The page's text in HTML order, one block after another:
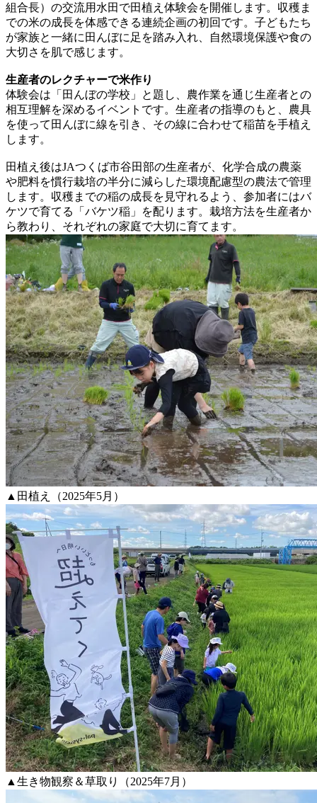
組合長）の交流用水田で田植え体験会を開催します。収穫ま
での米の成長を体感できる連続企画の初回です。子どもたち
が家族と一緒に田んぼに足を踏み入れ、自然環境保護や食の
大切さを肌で感じます。
生産者のレクチャーで米作り
体験会は「田んぼの学校」と題し、農作業を通じ生産者との
相互理解を深めるイベントです。生産者の指導のもと、農具
を使って田んぼに線を引き、その線に合わせて稲苗を手植え
します。
田植え後はJAつくば市谷田部の生産者が、化学合成の農薬
や肥料を慣行栽培の半分に減らした環境配慮型の農法で管理
します。収穫までの稲の成長を見守れるよう、参加者にはバ
ケツで育てる「バケツ稲」を配ります。栽培方法を生産者か
ら教わり、それぞれの家庭で大切に育てます。
▲田植え（2025年5月）
▲生き物観察＆草取り（2025年7月）